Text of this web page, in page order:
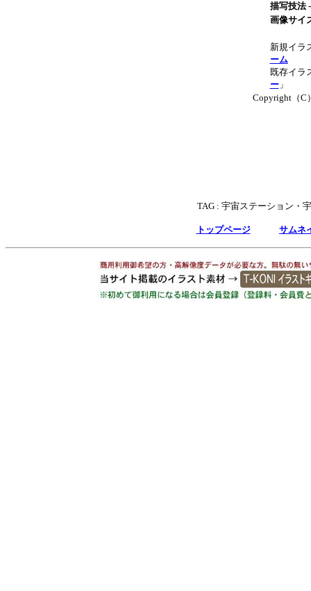
描写技法
画像サイ
新規イラ
ーム
既存イラ
ー」
Copyright（C
TAG : 宇宙ステーション・
トップページ サムネ